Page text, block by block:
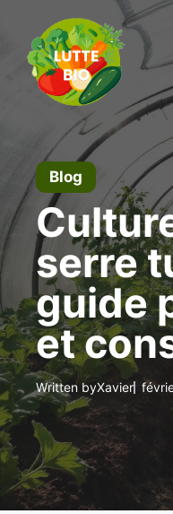
contenu
Blog
serre
guide
et
Written byXavier